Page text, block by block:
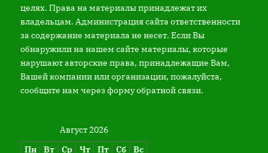
целях. Права на материалы принадлежат их
владельцам. Администрация сайта ответственности
за содержание материала не несет. Если Вы
обнаружили на нашем сайте материалы, которые
нарушают авторские права, принадлежащие Вам,
Вашей компании или организации, пожалуйста,
сообщите нам через форму обратной связи.
Август 2026
Пн
Вт Ср Чт Пт Сб Вс